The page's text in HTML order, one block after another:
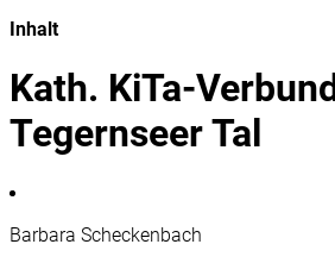
Inhalt
Kath. KiTa-Verbund
Tegernseer Tal
Barbara Scheckenbach